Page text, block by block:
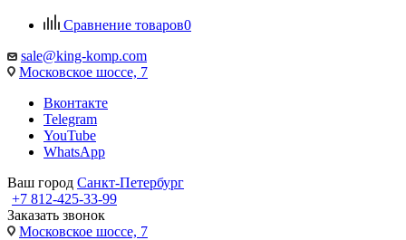
Сравнение товаров0
sale@king-komp.com
Московское шоссе, 7
Вконтакте
Telegram
YouTube
WhatsApp
Ваш город Санкт-Петербург
+7 812-425-33-99
Заказать звонок
Московское шоссе, 7